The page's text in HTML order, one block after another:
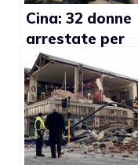
Cina: 32 donne
arrestate per
aver scritto
articoli
pornografici su
sito omosex